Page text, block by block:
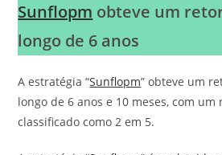
Sunflopm obteve um
longo de 6 anos
A estratégia “Sunflopm” obteve um
longo de 6 anos e 10 meses, com um
classificado como 2 em 5.